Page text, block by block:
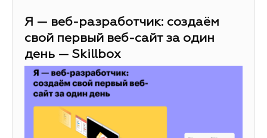
Я — веб-разработчик: создаём
свой первый веб-сайт за один
день — Skillbox